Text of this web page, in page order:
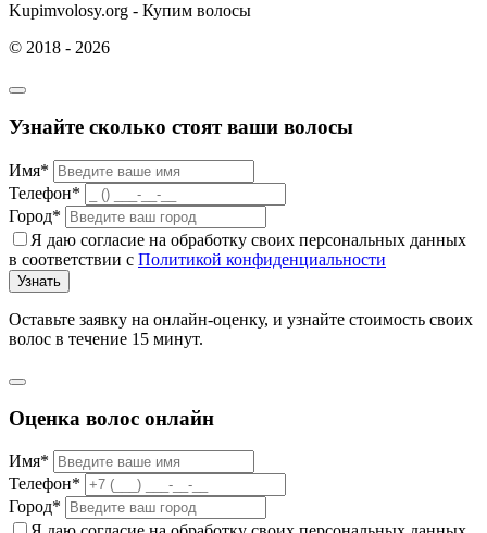
Kupimvolosy.org - Купим волосы
© 2018 - 2026
Узнайте сколько стоят ваши волосы
Имя*
Телефон*
Город*
Я даю согласие на обработку своих персональных данных
в соответствии с Политикой конфиденциальности
Узнать
Оставьте заявку на онлайн-оценку, и узнайте стоимость своих
волос в течение 15 минут.
Оценка волос онлайн
Имя*
Телефон*
Город*